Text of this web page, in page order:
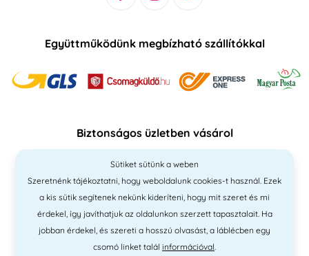
Együttműködünk megbízható szállítókkal
Biztonságos üzletben vásárol
Sütiket sütünk a weben
Szeretnénk tájékoztatni, hogy weboldalunk cookies-t használ. Ezek
a kis sütik segítenek nekünk kideríteni, hogy mit szeret és mi
érdekel, így javíthatjuk az oldalunkon szerzett tapasztalait. Ha
jobban érdekel, és szereti a hosszú olvasást, a láblécben egy
csomó linket talál információval.